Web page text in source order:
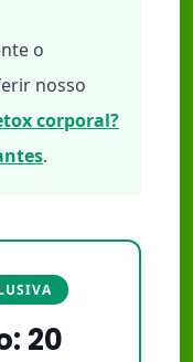
o
nosso
corporal?
.
20